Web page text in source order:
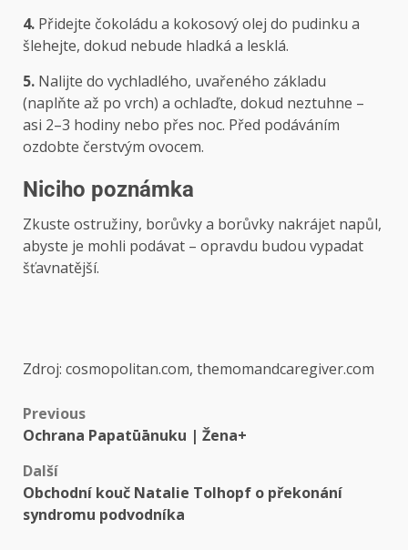
4. Přidejte čokoládu a kokosový olej do pudinku a
šlehejte, dokud nebude hladká a lesklá.
5. Nalijte do vychladlého, uvařeného základu
(naplňte až po vrch) a ochlaďte, dokud neztuhne –
asi 2–3 hodiny nebo přes noc. Před podáváním
ozdobte čerstvým ovocem.
Niciho ​​poznámka
Zkuste ostružiny, borůvky a borůvky nakrájet napůl,
abyste je mohli podávat – opravdu budou vypadat
šťavnatější.
Zdroj: cosmopolitan.com, themomandcaregiver.com
Previous
Ochrana Papatūānuku | Žena+
Další
Obchodní kouč Natalie Tolhopf o překonání
syndromu podvodníka